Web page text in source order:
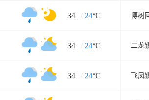
34 / 24°C 博树
34 / 24°C 二龙
34 / 24°C 飞凤